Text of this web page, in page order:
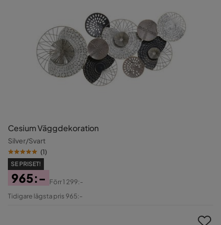
Cesium Väggdekoration
Silver/Svart
(1)
SE PRISET!
Pris
965:-
Original
Förr1 299:-
Tidigare lägsta pris 965:-